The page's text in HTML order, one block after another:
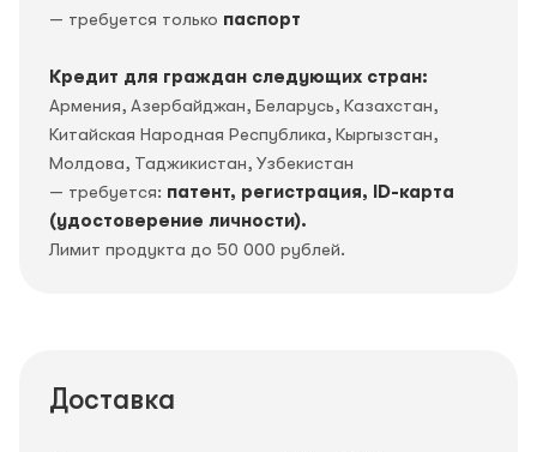
— требуется только паспорт
Кредит для граждан следующих стран:
Армения, Азербайджан, Беларусь, Казахстан,
Китайская Народная Республика, Кыргызстан,
Молдова, Таджикистан, Узбекистан
— требуется: патент, регистрация, ID-карта
(удостоверение личности).
Лимит продукта до 50 000 рублей.
Доставка